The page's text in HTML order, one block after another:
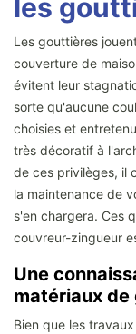
les
Les gouttières
couverture de
évitent leur
sorte qu'aucune
choisies et
très décoratif à
de ces privilèges, il
la maintenance de
s'en chargera. Ces
couvreur-zingueur
Une
matériaux
Bien que les